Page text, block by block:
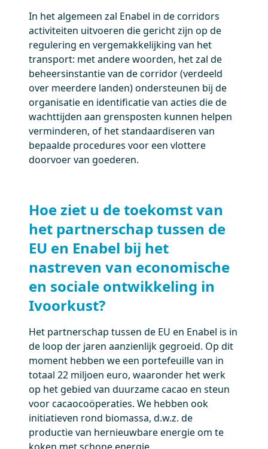
In het algemeen zal Enabel in de corridors
activiteiten uitvoeren die gericht zijn op de
regulering en vergemakkelijking van het
transport: met andere woorden, het zal de
beheersinstantie van de corridor (verdeeld
over meerdere landen) ondersteunen bij de
organisatie en identificatie van acties die de
wachttijden aan grensposten kunnen helpen
verminderen, of het standaardiseren van
bepaalde procedures voor een vlottere
doorvoer van goederen.
Hoe ziet u de toekomst van
het partnerschap tussen de
EU en Enabel bij het
nastreven van economische
en sociale ontwikkeling in
Ivoorkust?
Het partnerschap tussen de EU en Enabel is in
de loop der jaren aanzienlijk gegroeid. Op dit
moment hebben we een portefeuille van in
totaal 22 miljoen euro, waaronder het werk
op het gebied van duurzame cacao en steun
voor cacaocoöperaties. We hebben ook
initiatieven rond biomassa, d.w.z. de
productie van hernieuwbare energie om te